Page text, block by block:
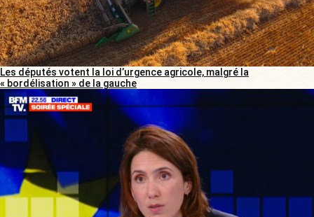
Les députés votent la loi d’urgence agricole, malgré la
« bordélisation » de la gauche